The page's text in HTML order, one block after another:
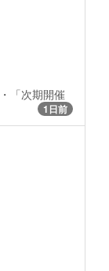
「次期開催
1日前